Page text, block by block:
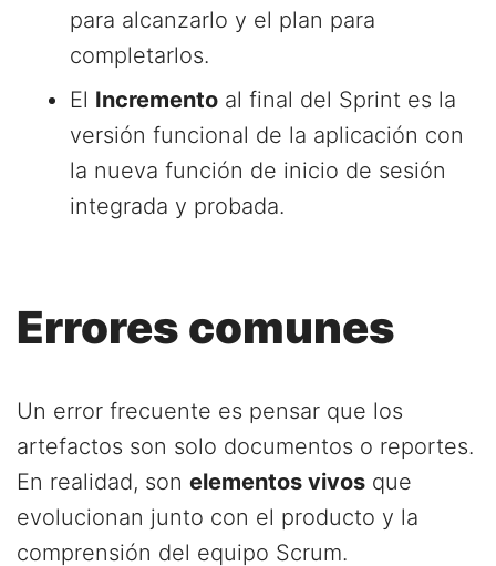
para alcanzarlo y el plan para
completarlos.
El Incremento al final del Sprint es la
versión funcional de la aplicación con
la nueva función de inicio de sesión
integrada y probada.
Errores comunes
Un error frecuente es pensar que los
artefactos son solo documentos o reportes.
En realidad, son elementos vivos que
evolucionan junto con el producto y la
comprensión del equipo Scrum.